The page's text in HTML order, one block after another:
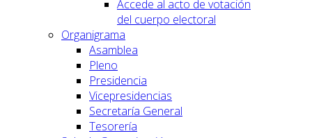
Accede al acto de votación
del cuerpo electoral
Organigrama
Asamblea
Pleno
Presidencia
Vicepresidencias
Secretaría General
Tesorería